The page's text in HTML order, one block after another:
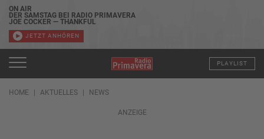
ON AIR
DER SAMSTAG BEI RADIO PRIMAVERA
JOE COCKER — THANKFUL
JETZT ANHÖREN
PLAYLIST
HOME AKTUELLES NEWS
ANZEIGE